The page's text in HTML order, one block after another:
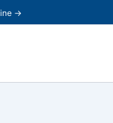
→